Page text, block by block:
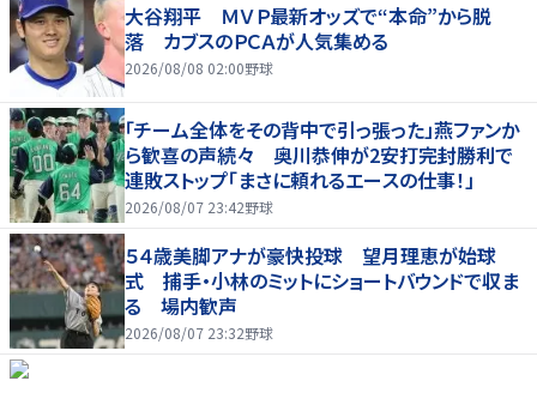
大谷翔平 ＭＶＰ最新オッズで“本命”から脱
落 カブスのＰＣＡが人気集める
2026/08/08 02:00野球
「チーム全体をその背中で引っ張った」燕ファンか
ら歓喜の声続々 奥川恭伸が2安打完封勝利で
連敗ストップ「まさに頼れるエースの仕事！」
2026/08/07 23:42野球
５４歳美脚アナが豪快投球 望月理恵が始球
式 捕手・小林のミットにショートバウンドで収ま
る 場内歓声
2026/08/07 23:32野球